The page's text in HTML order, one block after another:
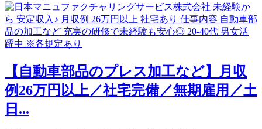
【自動車部品のプレス加工など】月収
例26万円以上／社宅完備／無期雇用／土
日...